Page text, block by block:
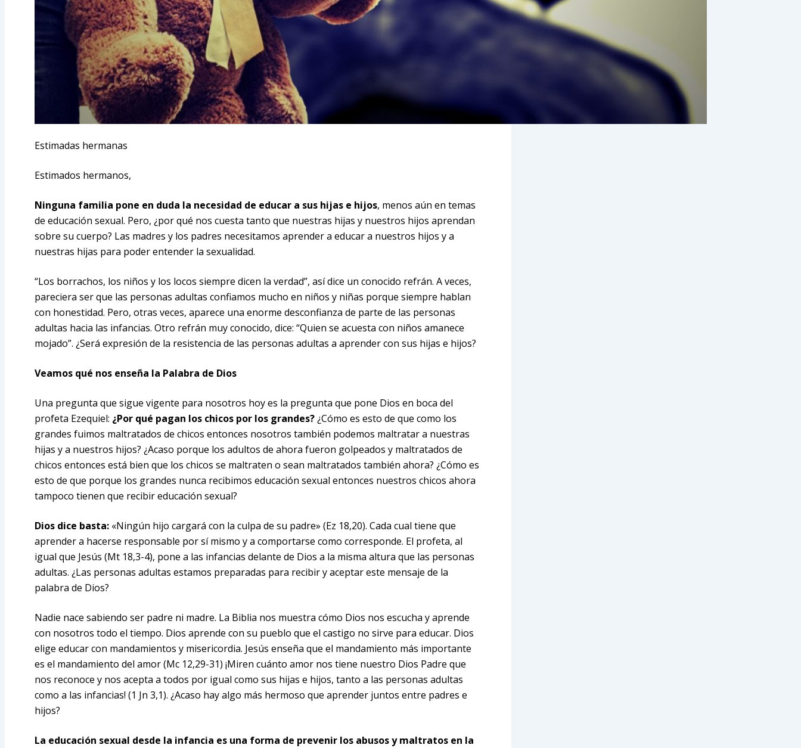
Estimadas hermanas
Estimados hermanos,
Ninguna familia pone en duda la necesidad de educar a sus hijas e hijos, menos aún en temas
de educación sexual. Pero, ¿por qué nos cuesta tanto que nuestras hijas y nuestros hijos aprendan
sobre su cuerpo? Las madres y los padres necesitamos aprender a educar a nuestros hijos y a
nuestras hijas para poder entender la sexualidad.
“Los borrachos, los niños y los locos siempre dicen la verdad”, así dice un conocido refrán. A veces,
pareciera ser que las personas adultas confiamos mucho en niños y niñas porque siempre hablan
con honestidad. Pero, otras veces, aparece una enorme desconfianza de parte de las personas
adultas hacia las infancias. Otro refrán muy conocido, dice: “Quien se acuesta con niños amanece
mojado”. ¿Será expresión de la resistencia de las personas adultas a aprender con sus hijas e hijos?
Veamos qué nos enseña la Palabra de Dios
Una pregunta que sigue vigente para nosotros hoy es la pregunta que pone Dios en boca del
profeta Ezequiel: ¿Por qué pagan los chicos por los grandes?¿Cómo es esto de que como los
grandes fuimos maltratados de chicos entonces nosotros también podemos maltratar a nuestras
hijas y a nuestros hijos? ¿Acaso porque los adultos de ahora fueron golpeados y maltratados de
chicos entonces está bien que los chicos se maltraten o sean maltratados también ahora? ¿Cómo es
esto de que porque los grandes nunca recibimos educación sexual entonces nuestros chicos ahora
tampoco tienen que recibir educación sexual?
Dios dice basta: «Ningún hijo cargará con la culpa de su padre» (Ez 18,20). Cada cual tiene que
aprender a hacerse responsable por sí mismo y a comportarse como corresponde. El profeta, al
igual que Jesús (Mt 18,3-4), pone a las infancias delante de Dios a la misma altura que las personas
adultas. ¿Las personas adultas estamos preparadas para recibir y aceptar este mensaje de la
palabra de Dios?
Nadie nace sabiendo ser padre ni madre. La Biblia nos muestra cómo Dios nos escucha y aprende
con nosotros todo el tiempo. Dios aprende con su pueblo que el castigo no sirve para educar. Dios
elige educar con mandamientos y misericordia. Jesús enseña que el mandamiento más importante
es el mandamiento del amor (Mc 12,29-31) ¡Miren cuánto amor nos tiene nuestro Dios Padre que
nos reconoce y nos acepta a todos por igual como sus hijas e hijos, tanto a las personas adultas
como a las infancias! (1 Jn 3,1). ¿Acaso hay algo más hermoso que aprender juntos entre padres e
hijos?
La educación sexual desde la infancia es una forma de prevenir los abusos y maltratos en la